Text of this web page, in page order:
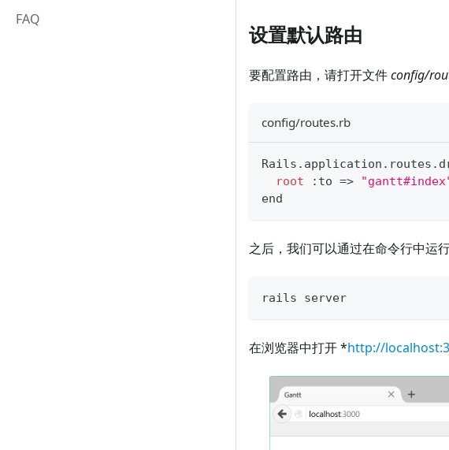
FAQ
设置默认路由
要配置路由，请打开文件config/
config/routes.rb
Rails . application . routes .
root
: to =>
end
之后，我们可以通过在命令行中运
rails server
在浏览器中打开 *http://